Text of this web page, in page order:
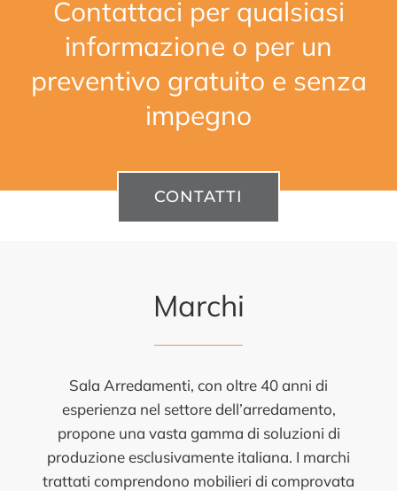
Contattaci per qualsiasi
informazione o per un
preventivo gratuito e senza
impegno
CONTATTI
Marchi
Sala Arredamenti, con oltre 40 anni di
esperienza nel settore dell’arredamento,
propone una vasta gamma di soluzioni di
produzione esclusivamente italiana. I marchi
trattati comprendono mobilieri di comprovata